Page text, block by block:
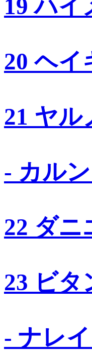
19 ハ
20 ヘ
21 ヤル
- カル
22 ダ
23 ビ
- ナレ